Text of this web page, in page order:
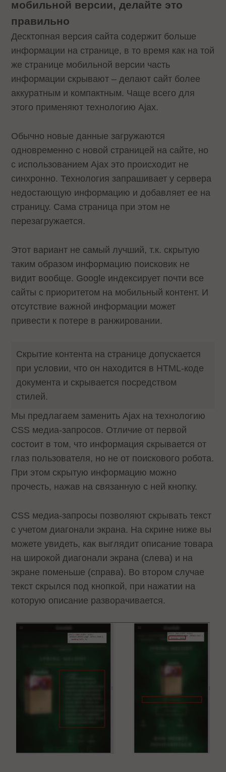
мобильной версии, делайте это
правильно
Десктопная версия сайта содержит больше
информации на странице, в то время как на той
же странице мобильной версии часть
информации скрывают – делают сайт более
аккуратным и компактным. Чаще всего для
этого применяют технологию Ajax.
Обычно новые данные загружаются
одновременно с новой страницей на сайте, но
с использованием Ajax это происходит не
синхронно. Технология запрашивает у сервера
недостающую информацию и добавляет ее на
страницу. Сама страница при этом не
перезагружается.
Этот вариант не самый лучший, т.к. скрытую
таким образом информацию поисковик не
видит вообще. Google индексирует почти все
сайты с приоритетом на мобильный контент. И
отсутствие важной информации может
привести к потере в ранжировании.
Скрытие контента на странице допускается
при условии, что он находится в HTML-коде
документа и скрывается посредством
стилей.
Мы предлагаем заменить Ajax на технологию
CSS медиа-запросов. Отличие от первой
состоит в том, что информация скрывается от
глаз пользователя, но не от поискового робота.
При этом скрытую информацию можно
прочесть, нажав на связанную с ней кнопку.
CSS медиа-запросы позволяют скрывать текст
с учетом диагонали экрана. На скрине ниже вы
можете увидеть, как выглядит описание товара
на широкой диагонали экрана (слева) и на
экране поменьше (справа). Во втором случае
текст скрылся под кнопкой, при нажатии на
которую описание разворачивается.